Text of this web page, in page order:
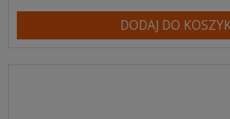
DODAJ DO